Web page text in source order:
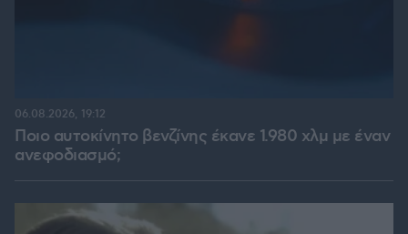
Ποιο αυτοκίνητο βενζίνης έκανε 1.980 χλμ με έναν
ανεφοδιασμό;
06.08.2026, 19:12